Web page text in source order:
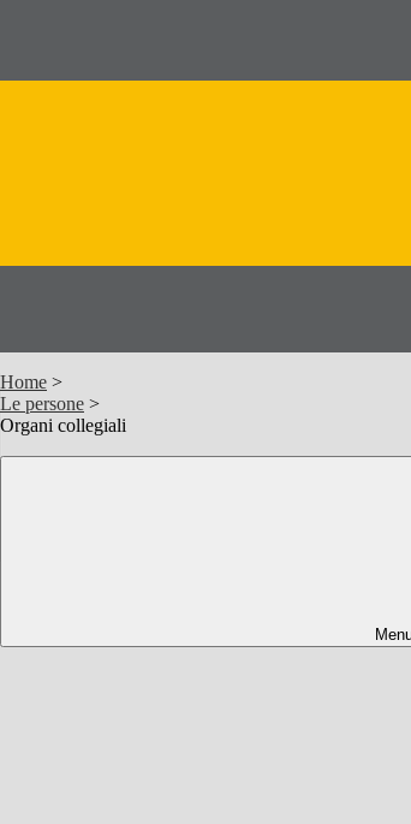
Home >
Le persone >
Organi collegiali